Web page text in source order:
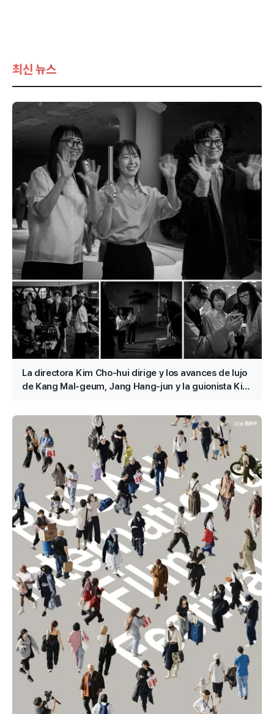
최신 뉴스
La directora Kim Cho-hui dirige y los avances de lujo
de Kang Mal-geum, Jang Hang-jun y la guionista Kim